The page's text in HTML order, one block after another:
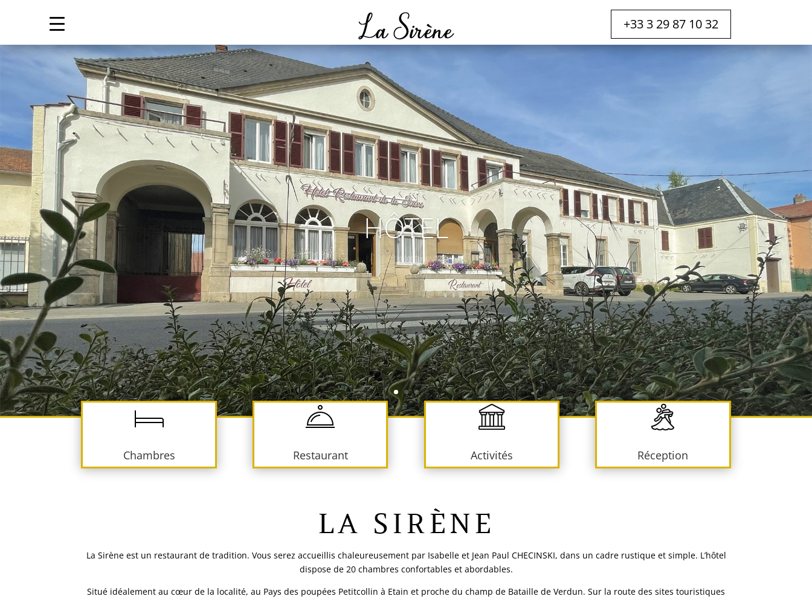
+33 3 29 87 10 32
RESTAURANT
Chambres Restaurant Activités Réception
LA SIRÈNE
La Sirène est un restaurant de tradition. Vous serez accueillis chaleureusement par Isabelle et Jean Paul CHECINSKI, dans un cadre rustique et simple. L’hôtel
dispose de 20 chambres confortables et abordables.
Situé idéalement au cœur de la localité, au Pays des poupées Petitcollin à Etain et proche du champ de Bataille de Verdun. Sur la route des sites touristiques